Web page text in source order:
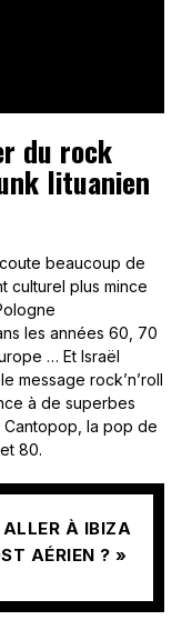
du rock
lituanien
beaucoup de
culturel plus mince
les années 60, 70
… Et Israël
message rock’n’roll
à de superbes
Cantopop, la pop de
80.
À IBIZA
AÉRIEN ? »